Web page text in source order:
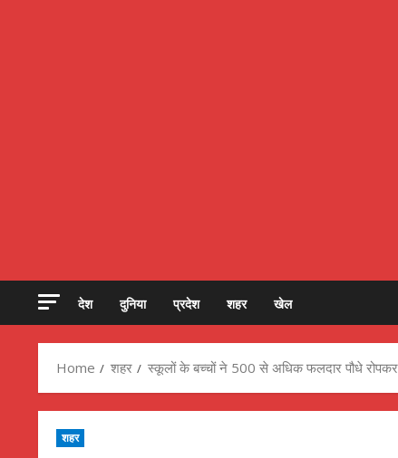
देश दुनिया प्रदेश शहर खेल
Home शहर स्कूलों के बच्चों ने 500 से अधिक फलदार पौधे रोपकर
शहर